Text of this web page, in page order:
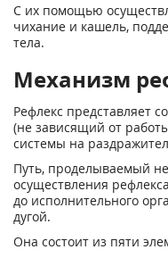
С их помощью
чихание и кашель,
тела.
Механизм
Рефлекс представляет
(не зависящий от
системы на
Путь, проделываемый
осуществления
до исполнительного
дугой.
Она состоит из пяти